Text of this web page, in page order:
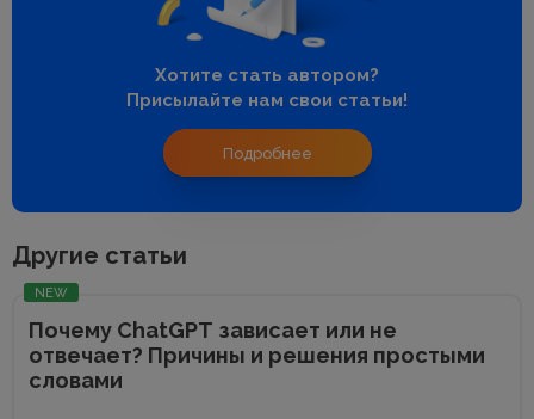
Хотите стать автором?
Присылайте нам свои статьи!
Подробнее
Другие статьи
NEW
Почему ChatGPT зависает или не
отвечает? Причины и решения простыми
словами